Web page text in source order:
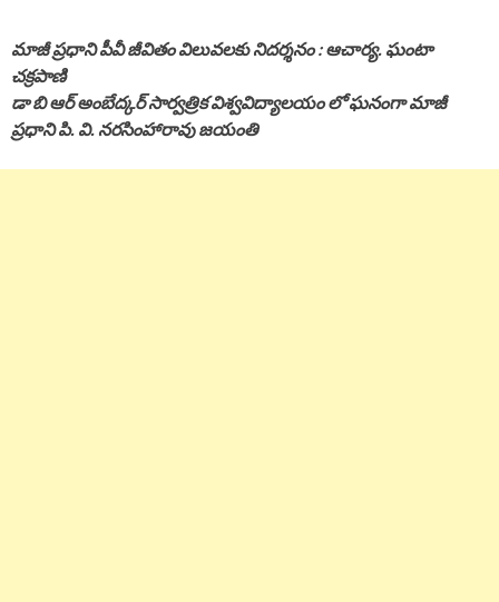
మాజీ ప్రధాని పీవీ జీవితం విలువలకు నిదర్శనం : ఆచార్య. ఘంటా
చక్రపాణి
డా బి ఆర్ అంబేద్కర్ సార్వత్రిక విశ్వవిద్యాలయం లో ఘనంగా మాజీ
ప్రధాని పి. వి. నరసింహారావు జయంతి